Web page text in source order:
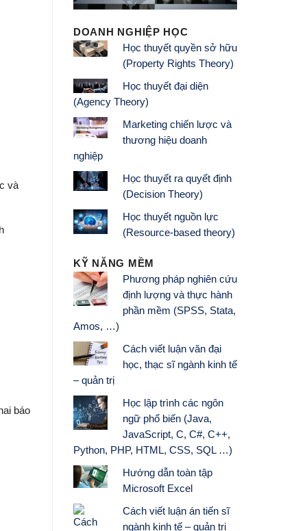
và
báo
DOANH NGHIỆP HỌC
Học thuyết quyền sở hữu
(Property Rights Theory)
Học thuyết đại diện
(Agency Theory)
Marketing chiến lược và
thương hiệu doanh
nghiệp
Học thuyết ra quyết định
(Decision Theory)
Học thuyết nguồn lực
(Resource-based theory)
KỸ NĂNG MỀM
Phương pháp nghiên cứu
định lượng và thực hành
phần mềm (SPSS, Stata,
Amos, …)
Cách viết luận văn đại
học, thạc sĩ ngành kinh tế
– quản trị
Học lập trình các ngôn
ngữ phổ biến (Java,
JavaScript, C, C#, C++,
Python, PHP, HTML, CSS, SQL …)
Hướng dẫn toàn tập
Microsoft Excel
Cách viết luận án tiến sĩ
ngành kinh tế – quản trị